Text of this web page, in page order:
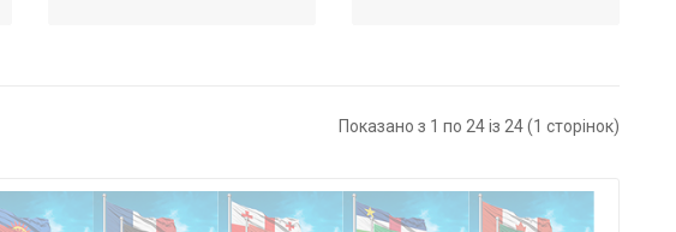
Показано з 1 по 24 із 24 (1 сторінок)